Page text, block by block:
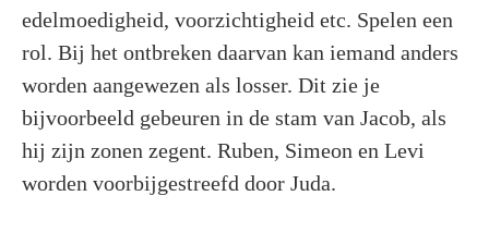
edelmoedigheid, voorzichtigheid etc. Spelen een
rol. Bij het ontbreken daarvan kan iemand anders
worden aangewezen als losser. Dit zie je
bijvoorbeeld gebeuren in de stam van Jacob, als
hij zijn zonen zegent. Ruben, Simeon en Levi
worden voorbijgestreefd door Juda.